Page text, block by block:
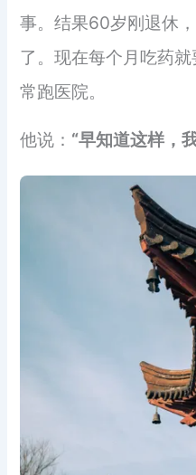
事。结果60岁刚退休
了。现在每个月吃药
常跑医院。
他说： “早知道这样，